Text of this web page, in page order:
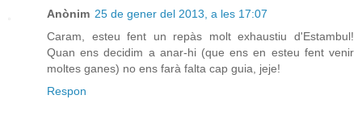
Anònim 25 de gener del 2013, a les 17:07
Caram, esteu fent un repàs molt exhaustiu d'Estambul!
Quan ens decidim a anar-hi (que ens en esteu fent venir
moltes ganes) no ens farà falta cap guia, jeje!
Respon